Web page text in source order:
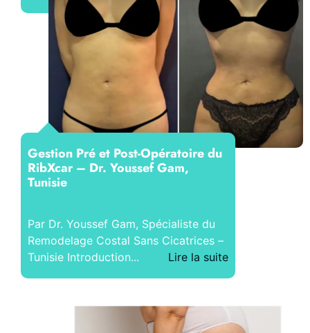
Gestion Pré et Post-Opératoire du
RibXcar – Dr. Youssef Gam,
Tunisie
Par Dr. Youssef Gam, Spécialiste du
Remodelage Costal Sans Cicatrices –
Tunisie Introduction...
Lire la suite